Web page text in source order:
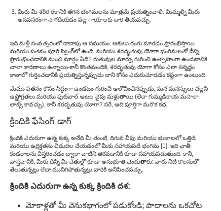
పడవ భంగిమ
పిల్లల భంగిమ
యోగా భంగిమల్లో మార్పులు
మీరు మీ శరీర రకానికి తగిన భంగిమలను మాత్రమే ప్రయత్నించాలి. మిమ్మల్ని మీరు
అనవసరంగా సాగదీయడం వల్ల గాయాలకు దారి తీయవచ్చు.
ఇది మళ్లీ సంవత్సరంలో దాదాపు ఆ సమయం: ఆకులు రంగు మారడం ప్రారంభిస్తాయి
మరియు పతనం పూర్తి స్వింగ్‌లో ఉంది. మరియు శరదృతువు యోగా భంగిమలతో దీన్ని
ప్రారంభించడానికి మంచి మార్గం ఏది? రుతువుల మార్పు గురించి ఉత్సాహంగా ఉండటానికి
చాలా కారణాలు ఉన్నాయి-కానీ కొంతమందికి, శరదృతువు యోగా కోసం ఎలా సన్నద్ధం
కావాలో గుర్తించడానికి ప్రయత్నిస్తున్నప్పుడు దాని కోసం ఎదురుచూడడం కష్టంగా ఉంటుంది.
మేము పతనం కోసం సిద్ధంగా ఉండటం గురించి ఆలోచించినప్పుడు, మన మనస్సులు చల్లని
ఉష్ణోగ్రతలు మరియు ఫుట్‌బాల్ ఆటల వైపు మళ్లుతాయి (లేదా గుమ్మడికాయ మసాలా
లాట్స్ కావచ్చు). కానీ శరదృతువు యోగా? సరే, అది పూర్తిగా మరొక కథ.
క్రిందికి ఫేసింగ్ డాగ్
క్రిందికి ఎదురుగా ఉన్న కుక్క అనేది మీ తుంటి, దిగువ వీపు మరియు భుజాలలో ఒత్తిడి
మరియు ఉద్రిక్తతను విడుదల చేయడంలో మీకు సహాయపడే భంగిమ [1]. ఇది ఛాతీ
కండరాలను విస్తరించడం ద్వారా వాటిని తెరవడానికి కూడా సహాయపడుతుంది. కానీ,
వాస్తవానికి, మీరు దీన్ని మీ చేతుల్లో కూడా అనుభూతి చెందుతారు: వారు నీటి కొలనులో
తేలుతున్నట్లు లేదా మునిగిపోతున్నట్లు వారికి అనిపించవచ్చు.
క్రిందికి ఎదురుగా ఉన్న కుక్క క్రిందికి దశ:
మోకాళ్లతో మీ వెనుకభాగంలో పడుకోండి; పాదాలను ఒకచోట